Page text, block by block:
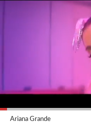
Ariana Grande